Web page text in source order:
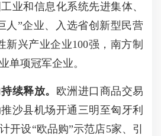
业和信息化系统先进集体、
人”企业、入选省创新型民营
新兴产业企业100强，南方制
单项冠军企业。
续释放。
欧洲进口商品交易
沙县机场开通三明至匈牙利
开设“欧品购”示范店5家、引